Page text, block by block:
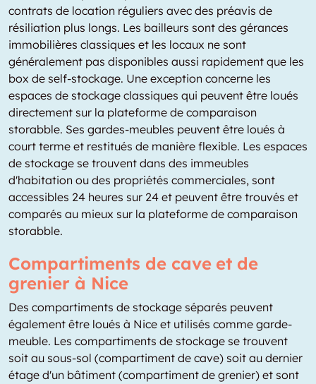
contrats de location réguliers avec des préavis de
résiliation plus longs. Les bailleurs sont des gérances
immobilières classiques et les locaux ne sont
généralement pas disponibles aussi rapidement que les
box de self-stockage. Une exception concerne les
espaces de stockage classiques qui peuvent être loués
directement sur la plateforme de comparaison
storabble. Ses gardes-meubles peuvent être loués à
court terme et restitués de manière flexible. Les espaces
de stockage se trouvent dans des immeubles
d'habitation ou des propriétés commerciales, sont
accessibles 24 heures sur 24 et peuvent être trouvés et
comparés au mieux sur la plateforme de comparaison
storabble.
Compartiments de cave et de
grenier à Nice
Des compartiments de stockage séparés peuvent
également être loués à Nice et utilisés comme garde-
meuble. Les compartiments de stockage se trouvent
soit au sous-sol (compartiment de cave) soit au dernier
étage d'un bâtiment (compartiment de grenier) et sont